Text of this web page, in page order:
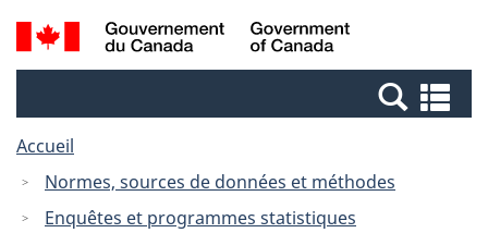
Passer
au
Passer
à
Canada
Recherche
et
et
Accueil
Normes, sources de données et méthodes
Enquêtes et programmes statistiques